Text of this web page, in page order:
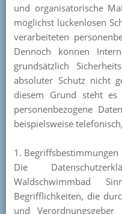
und organisatorische
möglichst lückenlosen
verarbeiteten
Dennoch können
grundsätzlich
absoluter Schutz nicht
diesem Grund steht
personenbezogene
beispielsweise
1. Begriffsbestimmungen
Die
Waldschwimmbad
Begrifflichkeiten, die
und